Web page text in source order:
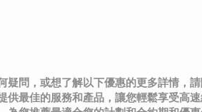
疑問，或想了解以下優惠的更多詳情，
供最佳的服務和產品，讓您輕鬆享受高